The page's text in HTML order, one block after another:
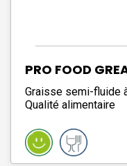
PRO FOOD
Graisse semi-fluide
Qualité alimentaire